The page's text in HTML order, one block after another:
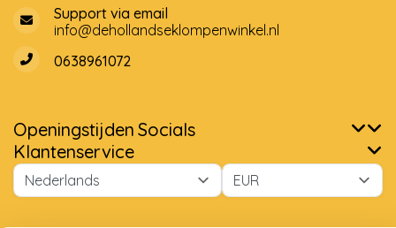
Wij slaan cookies op om onze website te verbeteren. Is dat
akkoord?
Support via email
info@dehollandseklompenwinkel.nl
0638961072
Openingstijden Socials
Klantenservice